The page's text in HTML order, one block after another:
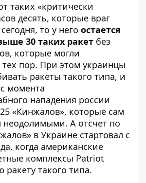
таких «критически
десять, которые враг
, то у него остается
30 таких ракет без
которые могли
тех пор. При этом украинцы
ракеты такого типа, и
момента
нападения россии
«Кинжалов», которые сам
неодолимыми. А отсчет по
в Украине стартовал с
когда американские
комплексы Patriot
ракету такого типа.